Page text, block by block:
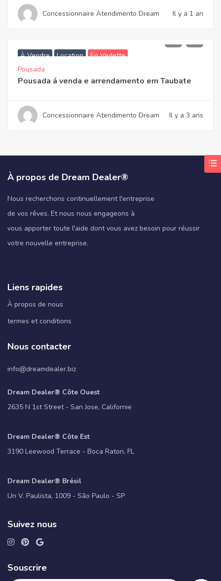
Concessionnaire Atendimento Dream Il y a 1 an
À Vendre Location En Vedette
Pousada
Pousada á venda e arrendamento em Taubate
Concessionnaire Atendimento Dream Il y a 3 ans
À propos de Dream Dealer®
Nous recherchons continuellement l'entreprise
de vos rêves. Et nous nous engageons à
vous apporter toute l'aide dont vous avez besoin pour réussir
votre nouvelle entreprise.
Liens rapides
À propos de nous
termes et conditions
Nous contacter
info@dreamdealer.biz
Dream Dealer® Côte Ouest
2635 N 1st Street - San Jose, Californie
Dream Dealer® Côte Est
3190 Leewood Terrace - Boca Raton, FL
Dream Dealer® Brésil
Un V. Paulista, 1009 - São Paulo - SP
Suivez nous
Souscrire